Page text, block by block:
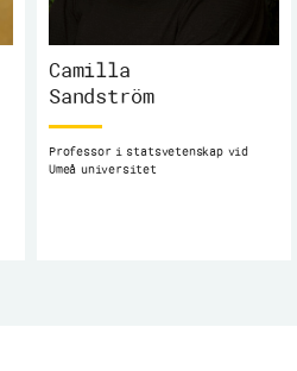
Camilla
Sandström
Professor i statsvetenskap vid
Umeå universitet